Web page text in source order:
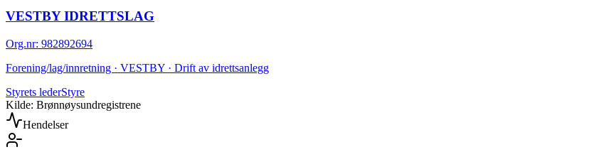
VESTBY IDRETTSLAG
Org.nr: 982892694
Forening/lag/innretning · VESTBY · Drift av idrettsanlegg
Styrets lederStyre
Kilde: Brønnøysundregistrene
Hendelser